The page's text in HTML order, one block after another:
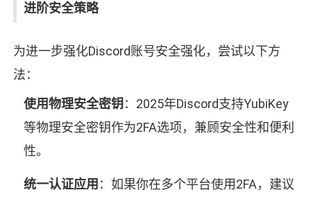
进阶安全策略
为进一步强化Discord账号安全强化，尝试以下方
法：
使用物理安全密钥 ：2025年Discord支持YubiKey
等物理安全密钥作为2FA选项，兼顾安全性和便利
性。
统一认证应用 ：如果你在多个平台使用2FA，建议